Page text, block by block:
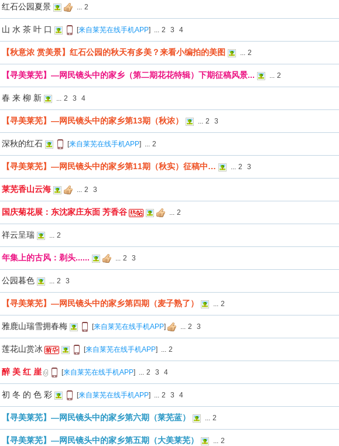
红石公园夏景 ... 2
山 水 茶 叶 口 [来自莱芜在线手机APP] ... 2 3 4
【秋意浓 赏美景】红石公园的秋天有多美？来看小编拍的美图 ... 2
【寻美莱芜】—网民镜头中的家乡（第二期花花特辑）下期征稿风景... ... 2
春 来 柳 新 ... 2 3 4
【寻美莱芜】—网民镜头中的家乡第13期（秋浓） ... 2 3
深秋的红石 [来自莱芜在线手机APP] ... 2
【寻美莱芜】—网民镜头中的家乡第11期（秋实）征稿中… ... 2 3
莱芜香山云海 ... 2 3
国庆菊花展：东沈家庄东面 芳香谷 ... 2
祥云呈瑞 ... 2
年集上的古风：剃头...... ... 2 3
公园暮色 ... 2 3
【寻美莱芜】—网民镜头中的家乡第四期（麦子熟了） ... 2
雅鹿山瑞雪拥春梅 [来自莱芜在线手机APP] ... 2 3
莲花山赏冰 [来自莱芜在线手机APP] ... 2
醉 美 红 崖 [来自莱芜在线手机APP] ... 2 3 4
初 冬 的 色 彩 [来自莱芜在线手机APP] ... 2 3 4
【寻美莱芜】—网民镜头中的家乡第六期（莱芜蓝） ... 2
【寻美莱芜】—网民镜头中的家乡第五期（大美莱芜） ... 2